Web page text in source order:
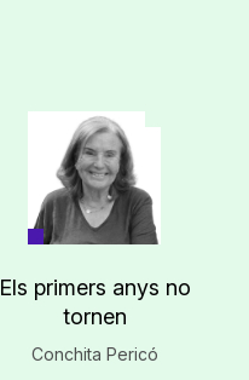
Els primers anys no
tornen
Conchita Pericó